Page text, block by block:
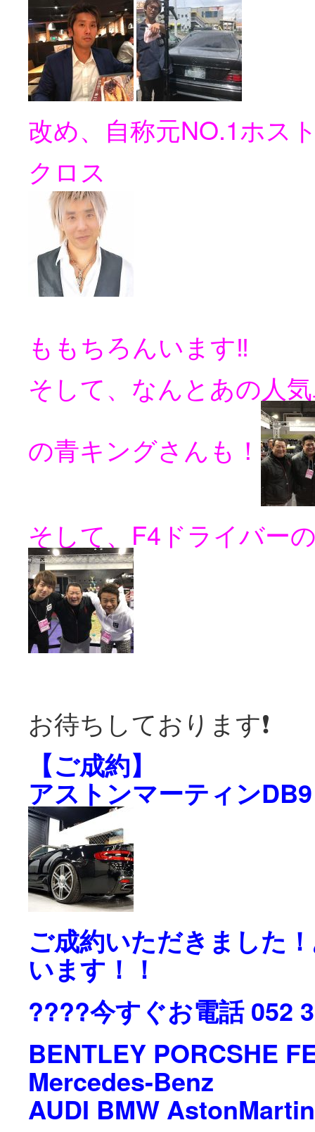
改め、自称元NO.1ホス
クロス
ももちろんいます‼️
そして、なんとあの人
の青キングさんも！
そして、F4ドライバー
お待ちしております❗️
【ご成約】
アストンマーティン
ご成約いただきました
います！！
‭????今すぐお電話 052
BENTLEY PORCSHE
Mercedes-Benz
AUDI BMW